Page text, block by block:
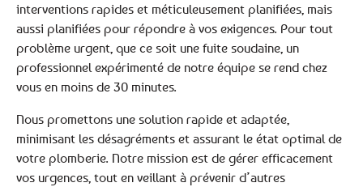
interventions rapides et méticuleusement planifiées, mais
aussi planifiées pour répondre à vos exigences. Pour tout
problème urgent, que ce soit une fuite soudaine, un
professionnel expérimenté de notre équipe se rend chez
vous en moins de 30 minutes.
Nous promettons une solution rapide et adaptée,
minimisant les désagréments et assurant le état optimal de
votre plomberie. Notre mission est de gérer efficacement
vos urgences, tout en veillant à prévenir d’autres